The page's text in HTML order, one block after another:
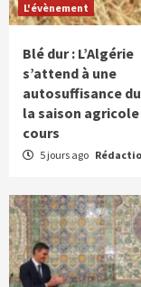
L'évènement
Blé dur : L’Algérie
s’attend à une
autosuffisance
la saison agricole
cours
5 jours ago